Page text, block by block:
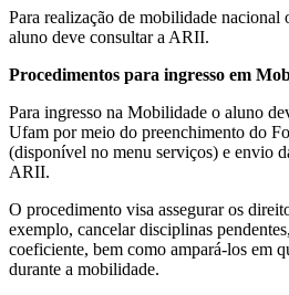
Para realização de mobilidade nacional
aluno deve consultar a ARII.
Procedimentos para ingresso em
Para ingresso na Mobilidade o aluno
Ufam por meio do preenchimento do
(disponível no menu serviços) e envio
ARII.
O procedimento visa assegurar os
exemplo, cancelar disciplinas
coeficiente, bem como ampará-los em
durante a mobilidade.